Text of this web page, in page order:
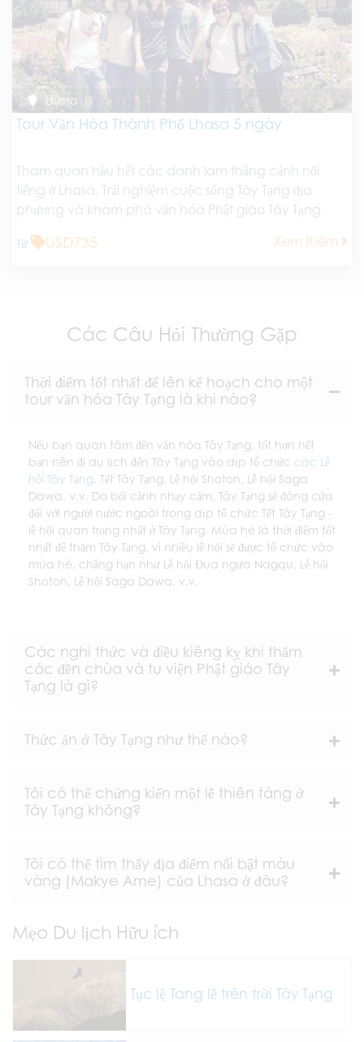
Lhasa
Tour Văn Hóa Thành Phố Lhasa 5 ngày
Tham quan hầu hết các danh lam thắng cảnh nổi
tiếng ở Lhasa. Trải nghiệm cuộc sống Tây Tạng địa
phương và khám phá văn hóa Phật giáo Tây Tạng.
Từ USD735 Xem thêm
Các Câu Hỏi Thường Gặp
Thời điểm tốt nhất để lên kế hoạch cho một
tour văn hóa Tây Tạng là khi nào?
Nếu bạn quan tâm đến văn hóa Tây Tạng, tốt hơn hết
bạn nên đi du lịch đến Tây Tạng vào dịp tổ chức các Lễ
hội Tây Tạng . Tết Tây Tạng, Lễ hội Shoton, Lễ hội Saga
Dawa, v.v. Do bối cảnh nhạy cảm, Tây Tạng sẽ đóng cửa
đối với người nước ngoài trong dịp tổ chức Tết Tây Tạng -
lễ hội quan trọng nhất ở Tây Tạng. Mùa hè là thời điểm tốt
nhất để thăm Tây Tạng, vì nhiều lễ hội sẽ được tổ chức vào
mùa hè, chẳng hạn như Lễ hội Đua ngựa Nagqu, Lễ hội
Shoton, Lễ hội Saga Dawa, v.v.
Các nghi thức và điều kiêng kỵ khi thăm
các đền chùa và tu viện Phật giáo Tây
Tạng là gì?
Thức ăn ở Tây Tạng như thế nào?
Tôi có thể chứng kiến một lễ thiên táng ở
Tây Tạng không?
Tôi có thể tìm thấy địa điểm nổi bật màu
vàng (Makye Ame) của Lhasa ở đâu?
Mẹo Du lịch Hữu ích
Tục lệ Tang lễ trên trời Tây Tạng